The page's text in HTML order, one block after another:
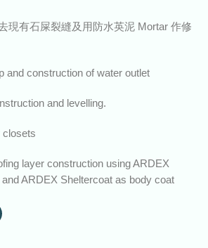
現有石屎裂縫及用防水英泥 Mortar 作修
and construction of water outlet
and levelling.
closets
layer construction using ARDEX
ARDEX Sheltercoat as body coat